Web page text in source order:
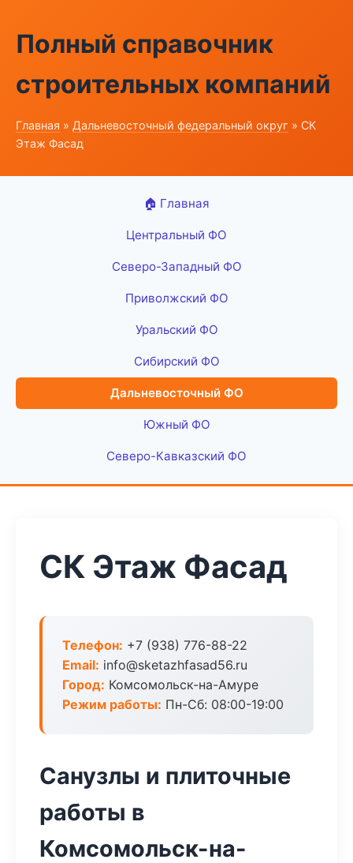
Полный справочник
строительных компаний
Главная » Дальневосточный федеральный округ » СК
Этаж Фасад
🏠 Главная
Центральный ФО
Северо-Западный ФО
Приволжский ФО
Уральский ФО
Сибирский ФО
Дальневосточный ФО
Южный ФО
Северо-Кавказский ФО
СК Этаж Фасад
Телефон: +7 (938) 776-88-22
Email: info@sketazhfasad56.ru
Город: Комсомольск-на-Амуре
Режим работы: Пн-Сб: 08:00-19:00
Санузлы и плиточные
работы в
Комсомольск-на-